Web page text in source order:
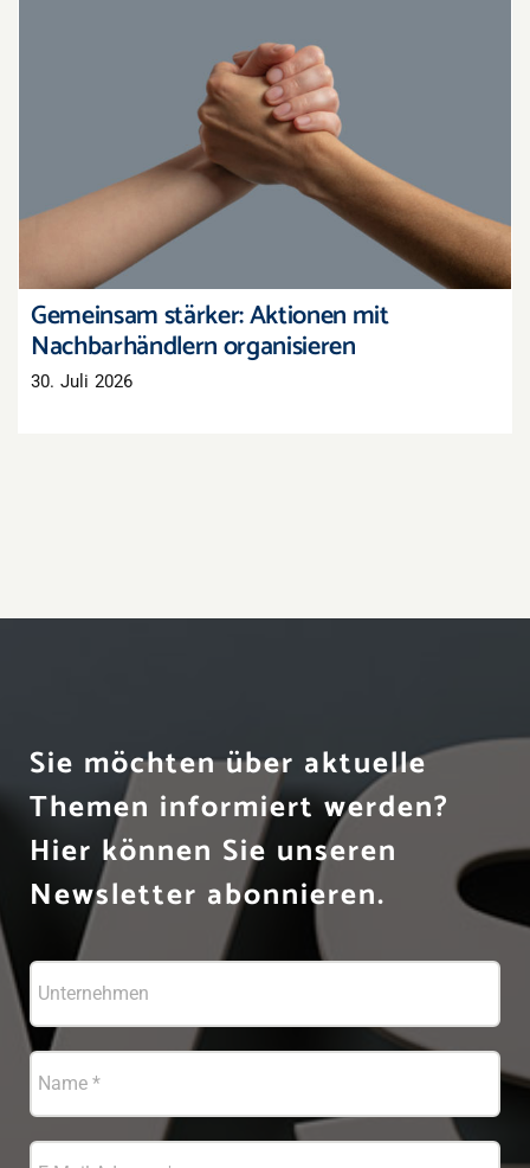
Gemeinsam stärker: Aktionen mit
Nachbarhändlern organisieren
Gemeinsam stärker: Aktionen mit
Nachbarhändlern organisieren
30. Juli 2026
Sie möchten über aktuelle
Themen informiert werden?
Hier können Sie unseren
Newsletter abonnieren.